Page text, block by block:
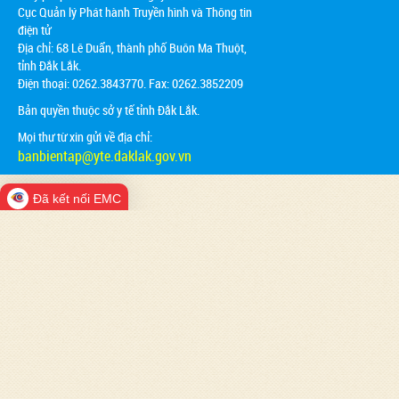
Cục Quản lý Phát hành Truyền hình và Thông tin
điện tử
Địa chỉ:68 Lê Duẩn, thành phố Buôn Ma Thuột,
tỉnh Đắk Lắk.
Điện thoại: 0262.3843770. Fax: 0262.3852209
Bản quyền thuộc sở y tế tỉnh Đắk Lắk.
Mọi thư từ xin gửi về địa chỉ:
banbientap@yte.daklak.gov.vn
Đã kết nối EMC